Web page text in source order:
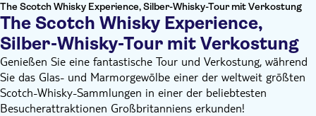
The Scotch Whisky Experience, Silber-Whisky-Tour mit Verkostung
The Scotch Whisky Experience,
Silber-Whisky-Tour mit Verkostung
Genießen Sie eine fantastische Tour und Verkostung, während
Sie das Glas- und Marmorgewölbe einer der weltweit größten
Scotch-Whisky-Sammlungen in einer der beliebtesten
Besucherattraktionen Großbritanniens erkunden!